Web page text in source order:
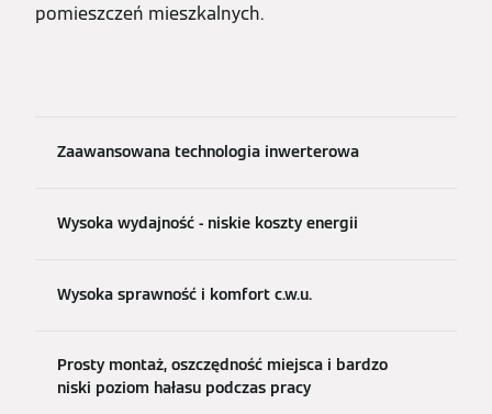
pomieszczeń mieszkalnych.
Zaawansowana technologia inwerterowa
Wysoka wydajność - niskie koszty energii
Wysoka sprawność i komfort c.w.u.
Prosty montaż, oszczędność miejsca i bardzo
niski poziom hałasu podczas pracy